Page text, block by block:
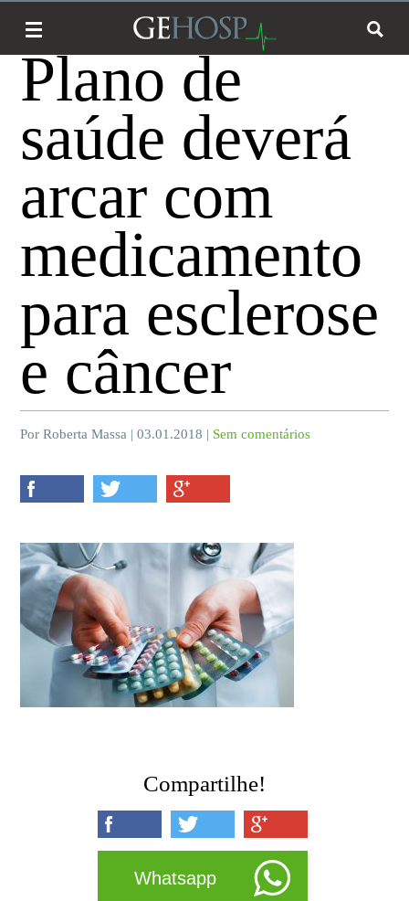
Plano de
saúde deverá
arcar com
medicamento
para esclerose
e câncer
Por Roberta Massa | 03.01.2018 | Sem comentários
Compartilhe!
Whatsapp